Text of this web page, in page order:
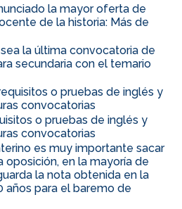
la mayor oferta de
de la historia: Más de
la última convocatoria de
secundaria con el temario
o pruebas de inglés y
convocatorias
o pruebas de inglés y
convocatorias
es muy importante sacar
oposición, en la mayoría de
la nota obtenida en la
años para el baremo de